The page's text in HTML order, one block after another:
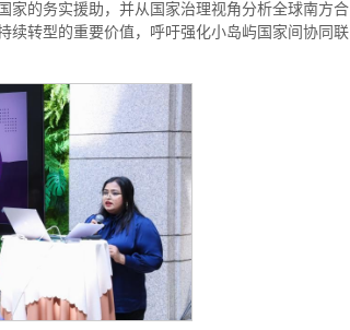
家的务实援助，并从国家治理视角分析全球南方合
续转型的重要价值，呼吁强化小岛屿国家间协同联